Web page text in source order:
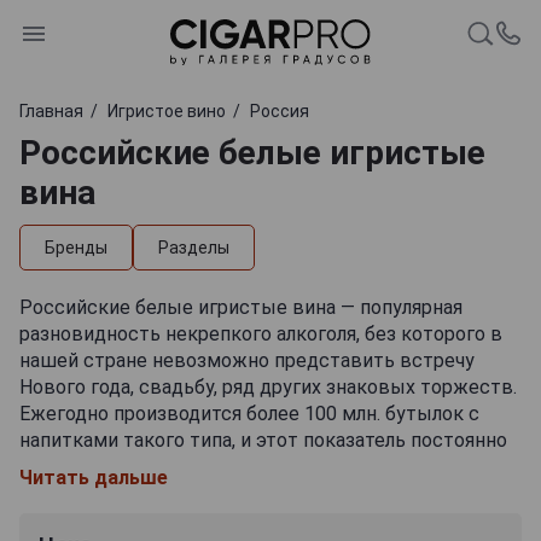
Главная Игристое вино Россия
Российские белые игристые
вина
Бренды Разделы
Российские белые игристые вина — популярная
разновидность некрепкого алкоголя, без которого в
нашей стране невозможно представить встречу
Нового года, свадьбу, ряд других знаковых торжеств.
Ежегодно производится более 100 млн. бутылок с
напитками такого типа, и этот показатель постоянно
растет. Представленное в линейках как крупных, так
и малоизвестных производителей, российское белое
Читать дальше